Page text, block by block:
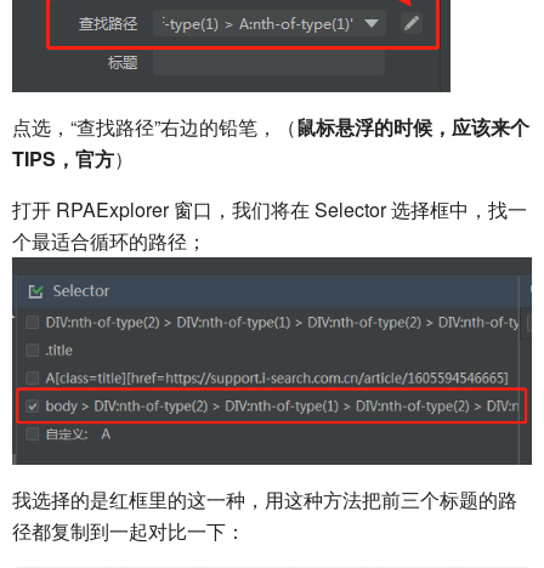
点选，“查找路径”右边的铅笔，（鼠标悬浮的时候，应该来个
TIPS，官方）
打开 RPAExplorer 窗口，我们将在 Selector 选择框中，找一
个最适合循环的路径；
我选择的是红框里的这一种，用这种方法把前三个标题的路
径都复制到一起对比一下：